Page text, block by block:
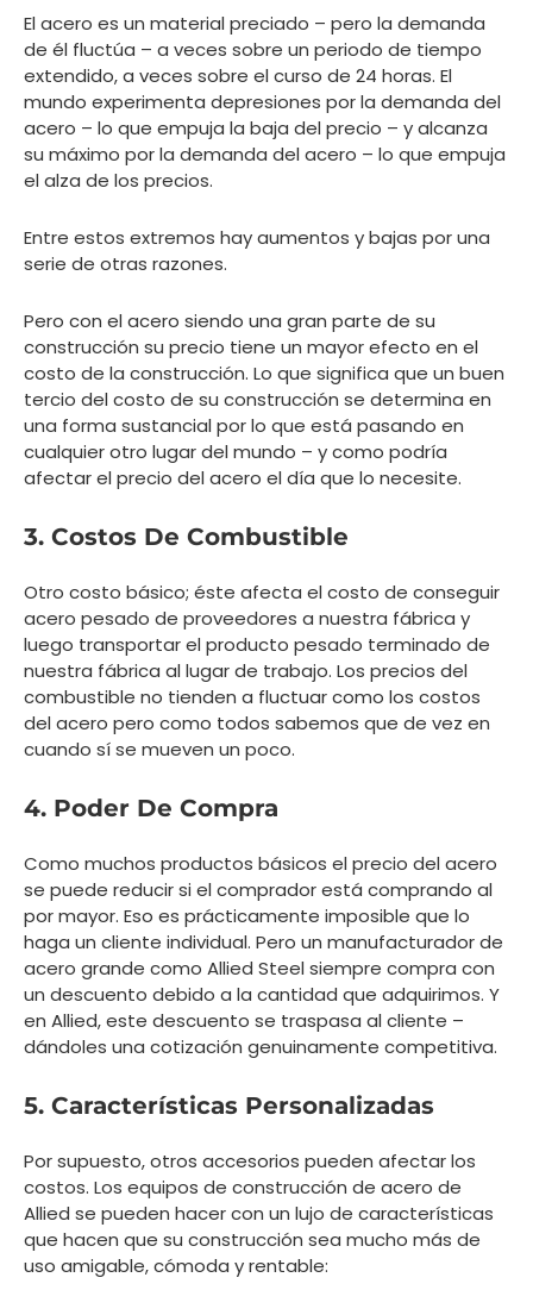
El acero es un material preciado – pero la demanda
de él fluctúa – a veces sobre un periodo de tiempo
extendido, a veces sobre el curso de 24 horas. El
mundo experimenta depresiones por la demanda del
acero – lo que empuja la baja del precio – y alcanza
su máximo por la demanda del acero – lo que empuja
el alza de los precios.
Entre estos extremos hay aumentos y bajas por una
serie de otras razones.
Pero con el acero siendo una gran parte de su
construcción su precio tiene un mayor efecto en el
costo de la construcción. Lo que significa que un buen
tercio del costo de su construcción se determina en
una forma sustancial por lo que está pasando en
cualquier otro lugar del mundo – y como podría
afectar el precio del acero el día que lo necesite.
3. Costos De Combustible
Otro costo básico; éste afecta el costo de conseguir
acero pesado de proveedores a nuestra fábrica y
luego transportar el producto pesado terminado de
nuestra fábrica al lugar de trabajo. Los precios del
combustible no tienden a fluctuar como los costos
del acero pero como todos sabemos que de vez en
cuando sí se mueven un poco.
4. Poder De Compra
Como muchos productos básicos el precio del acero
se puede reducir si el comprador está comprando al
por mayor. Eso es prácticamente imposible que lo
haga un cliente individual. Pero un manufacturador de
acero grande como Allied Steel siempre compra con
un descuento debido a la cantidad que adquirimos. Y
en Allied, este descuento se traspasa al cliente –
dándoles una cotización genuinamente competitiva.
5. Características Personalizadas
Por supuesto, otros accesorios pueden afectar los
costos. Los equipos de construcción de acero de
Allied se pueden hacer con un lujo de características
que hacen que su construcción sea mucho más de
uso amigable, cómoda y rentable: